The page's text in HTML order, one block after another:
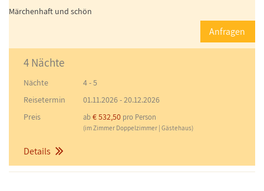
Märchenhaft und schön
Anfragen
4 Nächte
Nächte
4 - 5
Reisetermin
01.11.2026-20.12.2026
Preis
ab€ 532,50 pro Person
(im Zimmer Doppelzimmer | Gästehaus)
Details